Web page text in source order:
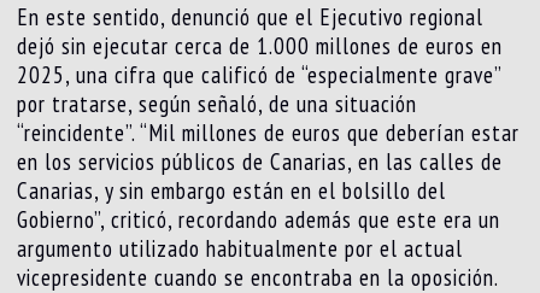
En este sentido, denunció que el Ejecutivo regional
dejó sin ejecutar cerca de 1.000 millones de euros en
2025, una cifra que calificó de “especialmente grave”
por tratarse, según señaló, de una situación
“reincidente”. “Mil millones de euros que deberían estar
en los servicios públicos de Canarias, en las calles de
Canarias, y sin embargo están en el bolsillo del
Gobierno”, criticó, recordando además que este era un
argumento utilizado habitualmente por el actual
vicepresidente cuando se encontraba en la oposición.